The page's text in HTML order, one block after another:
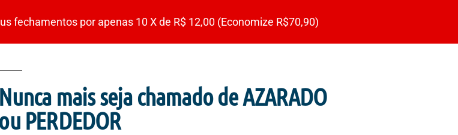
fechamentos por apenas 10 X de R$ 12,00 (Economize R$70,90)
Nunca mais seja chamado de AZARADO
ou PERDEDOR